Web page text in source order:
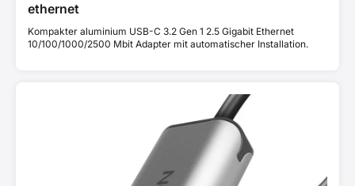
ethernet
Kompakter aluminium USB-C 3.2 Gen 1 2.5 Gigabit Ethernet
10/100/1000/2500 Mbit Adapter mit automatischer Installation.